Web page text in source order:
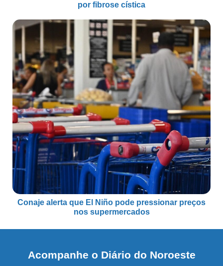
por fibrose cística
Conaje alerta que El Niño pode pressionar preços
nos supermercados
Acompanhe o Diário do Noroeste